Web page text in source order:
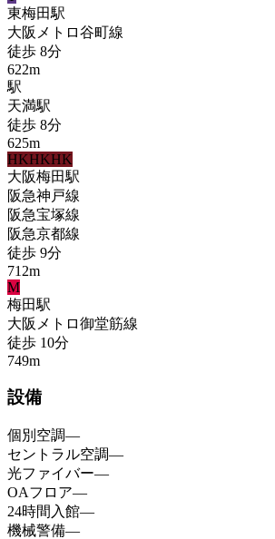
東梅田駅
大阪メトロ谷町線
徒歩 8分
622m
駅
天満駅
徒歩 8分
625m
HKHKHK
大阪梅田駅
阪急神戸線
阪急宝塚線
阪急京都線
徒歩 9分
712m
M
梅田駅
大阪メトロ御堂筋線
徒歩 10分
749m
設備
個別空調—
セントラル空調—
光ファイバー—
OAフロア—
24時間入館—
機械警備—